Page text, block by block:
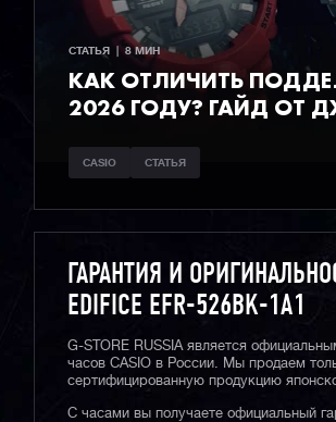
СТАТЬЯ  |  8 МИН
КАК ОТЛИЧИТЬ
2026 ГОДУ? ГАЙД ОТ
CASIO СТАТЬЯ
ГАРАНТИЯ И
EDIFICE EFR-526BK-1A1
G-STORE RUSSIA является
часов CASIO в России. Мы продаем
сертифицированную продукцию
С часами вы получаете официальный